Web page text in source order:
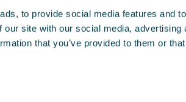
to provide social media features and
site with our social media, advertising
that you’ve provided to them or